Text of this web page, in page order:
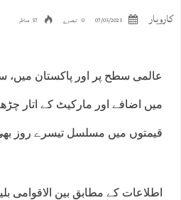
کاروبار 07/05/2025 0 تبصرے 57 مناظر
عالمی سطح پر اور پاکستان
میں اضافے اور مارکیٹ کے اتار
قیمتوں میں مسلسل تیسرے روز
اطلاعات کے مطابق بین الاقوامی